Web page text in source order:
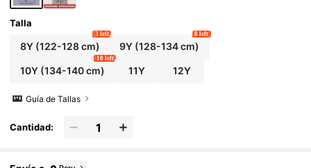
Talla
8Y(122-128 cm)
3 left
9Y (128-134 cm)
8 left
10Y(134-140 cm)
10 left
11Y 12Y
Guía de Tallas
Cantidad: